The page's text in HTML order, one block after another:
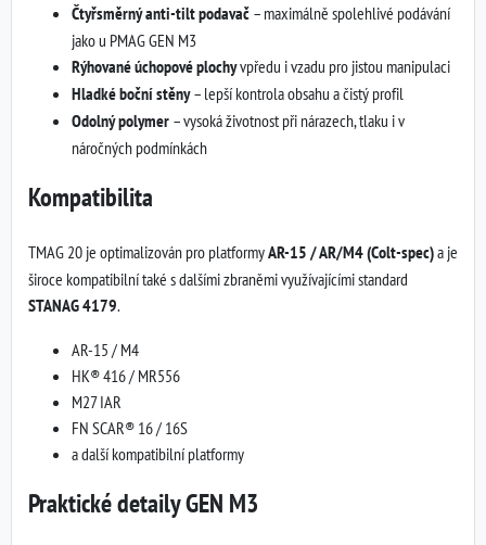
Čtyřsměrný anti-tilt podavač – maximálně spolehlivé podávání
jako u PMAG GEN M3
Rýhované úchopové plochyvpředu i vzadu pro jistou manipulaci
Hladké boční stěny– lepší kontrola obsahu a čistý profil
Odolný polymer – vysoká životnost při nárazech, tlaku i v
náročných podmínkách
Kompatibilita
TMAG 20 je optimalizován pro platformyAR-15 / AR/M4 (Colt-spec)a je
široce kompatibilní také s dalšími zbraněmi využívajícími standard
STANAG 4179.
AR-15 / M4
HK® 416 / MR556
M27 IAR
FN SCAR® 16 / 16S
a další kompatibilní platformy
Praktické detaily GEN M3